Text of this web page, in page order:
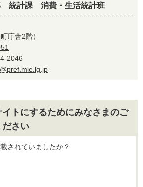
統計課 消費・生活統計班
庁舎2階）
2046
トにするためにみなさまのご
ださい
されていましたか？